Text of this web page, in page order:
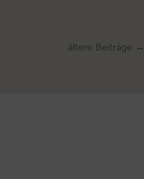
ältere Beiträge →